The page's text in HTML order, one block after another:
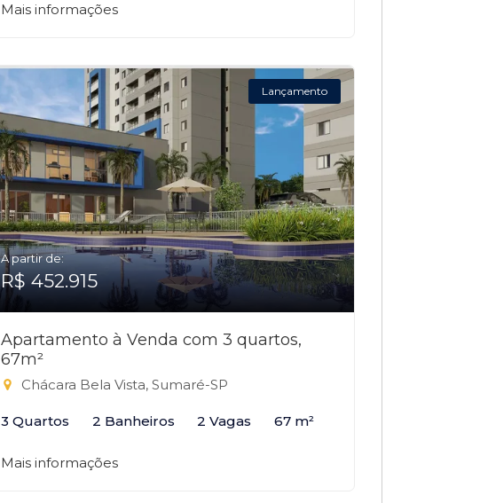
Mais informações
Lançamento
A partir de:
R$ 452.915
Apartamento à Venda com 3 quartos,
67m²
Chácara Bela Vista, Sumaré-SP
3 Quartos 2 Banheiros 2 Vagas 67 m²
Mais informações